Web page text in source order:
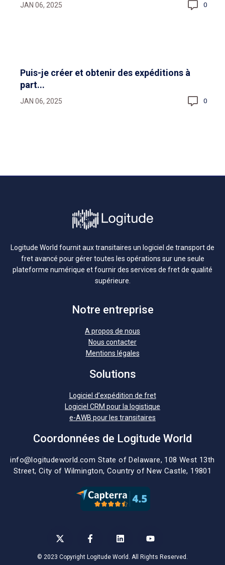
JAN 06, 2025 0
Puis-je créer et obtenir des expéditions à
part...
JAN 06, 2025 0
Logitude World fournit aux transitaires un logiciel de transport de
fret avancé pour gérer toutes les opérations sur une seule
plateforme numérique et fournir des services de fret de qualité
supérieure.
Notre entreprise
A propos de nous
Nous contacter
Mentions légales
Solutions
Logiciel d’expédition de fret
Logiciel CRM pour la logistique
e-AWB pour les transitaires
Coordonnées de Logitude World
info@logitudeworld.com State of Delaware, 108 West 13th
Street, City of Wilmington, Country of New Castle, 19801
© 2023 Copyright Logitude World. All Rights Reserved.